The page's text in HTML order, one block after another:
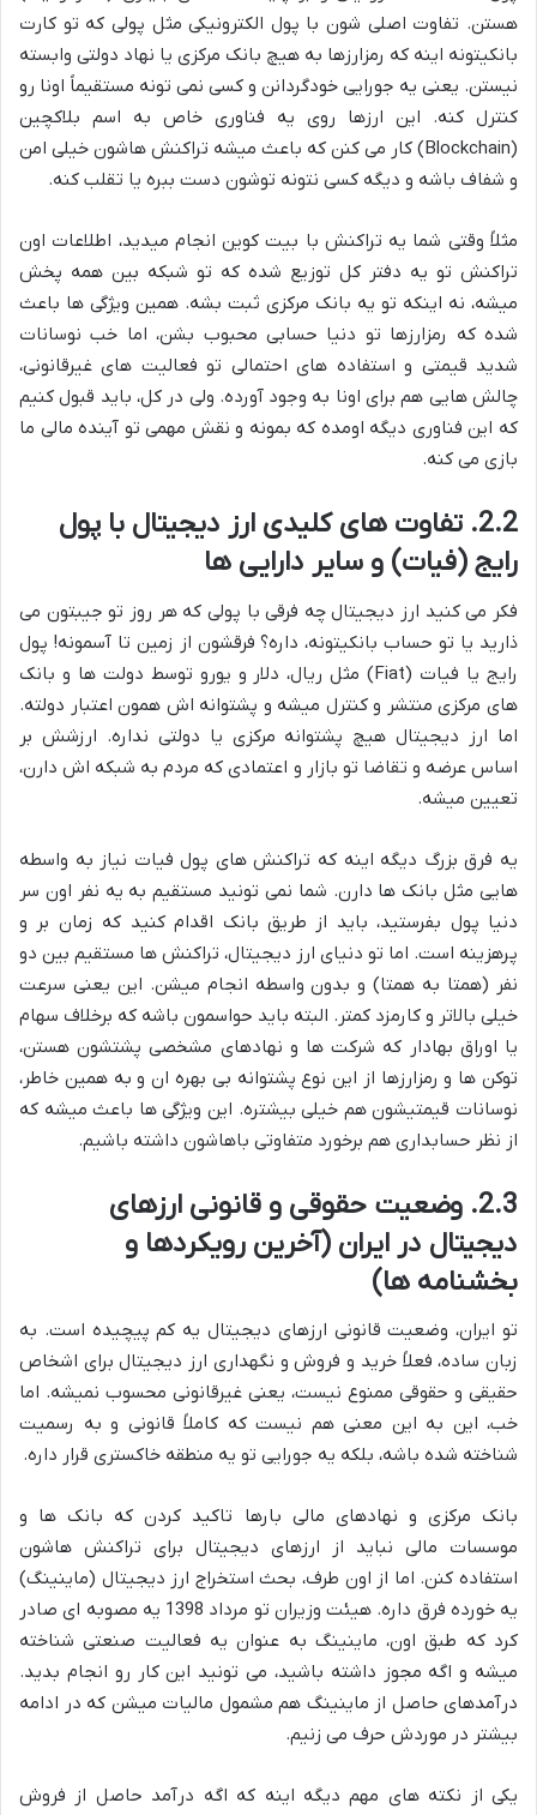
هستن. تفاوت اصلی شون با پول الکترونیکی مثل پولی که تو کارت
بانکیتونه اینه که رمزارزها به هیچ بانک مرکزی یا نهاد دولتی وابسته
نیستن. یعنی یه جورایی خودگردانن و کسی نمی تونه مستقیماً اونا رو
کنترل کنه. این ارزها روی یه فناوری خاص به اسم بلاکچین
(Blockchain) کار می کنن که باعث میشه تراکنش هاشون خیلی امن
و شفاف باشه و دیگه کسی نتونه توشون دست ببره یا تقلب کنه.
مثلاً وقتی شما یه تراکنش با بیت کوین انجام میدید، اطلاعات اون
تراکنش تو یه دفتر کل توزیع شده که تو شبکه بین همه پخش
میشه، نه اینکه تو یه بانک مرکزی ثبت بشه. همین ویژگی ها باعث
شده که رمزارزها تو دنیا حسابی محبوب بشن، اما خب نوسانات
شدید قیمتی و استفاده های احتمالی تو فعالیت های غیرقانونی،
چالش هایی هم برای اونا به وجود آورده. ولی در کل، باید قبول کنیم
که این فناوری دیگه اومده که بمونه و نقش مهمی تو آینده مالی ما
بازی می کنه.
2.2. تفاوت های کلیدی ارز دیجیتال با پول
رایج (فیات) و سایر دارایی ها
فکر می کنید ارز دیجیتال چه فرقی با پولی که هر روز تو جیبتون می
ذارید یا تو حساب بانکیتونه، داره؟ فرقشون از زمین تا آسمونه! پول
رایج یا فیات (Fiat) مثل ریال، دلار و یورو توسط دولت ها و بانک
های مرکزی منتشر و کنترل میشه و پشتوانه اش همون اعتبار دولته.
اما ارز دیجیتال هیچ پشتوانه مرکزی یا دولتی نداره. ارزشش بر
اساس عرضه و تقاضا تو بازار و اعتمادی که مردم به شبکه اش دارن،
تعیین میشه.
یه فرق بزرگ دیگه اینه که تراکنش های پول فیات نیاز به واسطه
هایی مثل بانک ها دارن. شما نمی تونید مستقیم به یه نفر اون سر
دنیا پول بفرستید، باید از طریق بانک اقدام کنید که زمان بر و
پرهزینه است. اما تو دنیای ارز دیجیتال، تراکنش ها مستقیم بین دو
نفر (همتا به همتا) و بدون واسطه انجام میشن. این یعنی سرعت
خیلی بالاتر و کارمزد کمتر. البته باید حواسمون باشه که برخلاف سهام
یا اوراق بهادار که شرکت ها و نهادهای مشخصی پشتشون هستن،
توکن ها و رمزارزها از این نوع پشتوانه بی بهره ان و به همین خاطر،
نوسانات قیمتیشون هم خیلی بیشتره. این ویژگی ها باعث میشه که
از نظر حسابداری هم برخورد متفاوتی باهاشون داشته باشیم.
2.3. وضعیت حقوقی و قانونی ارزهای
دیجیتال در ایران (آخرین رویکردها و
بخشنامه ها)
تو ایران، وضعیت قانونی ارزهای دیجیتال یه کم پیچیده است. به
زبان ساده، فعلاً خرید و فروش و نگهداری ارز دیجیتال برای اشخاص
حقیقی و حقوقی ممنوع نیست، یعنی غیرقانونی محسوب نمیشه. اما
خب، این به این معنی هم نیست که کاملاً قانونی و به رسمیت
شناخته شده باشه، بلکه یه جورایی تو یه منطقه خاکستری قرار داره.
بانک مرکزی و نهادهای مالی بارها تاکید کردن که بانک ها و
موسسات مالی نباید از ارزهای دیجیتال برای تراکنش هاشون
استفاده کنن. اما از اون طرف، بحث استخراج ارز دیجیتال (ماینینگ)
یه خورده فرق داره. هیئت وزیران تو مرداد 1398 یه مصوبه ای صادر
کرد که طبق اون، ماینینگ به عنوان یه فعالیت صنعتی شناخته
میشه و اگه مجوز داشته باشید، می تونید این کار رو انجام بدید.
درآمدهای حاصل از ماینینگ هم مشمول مالیات میشن که در ادامه
بیشتر در موردش حرف می زنیم.
یکی از نکته های مهم دیگه اینه که اگه درآمد حاصل از فروش